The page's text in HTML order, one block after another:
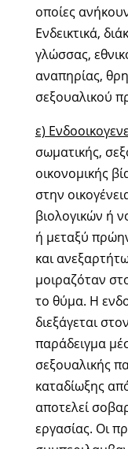
οποίες
Ενδεικτικά,
γλώσσας,
αναπηρίας,
σεξουαλικού
ε)
σωματικής,
οικονομικής
στην
βιολογικών ή
ή μεταξύ
και
μοιραζόταν
το θύμα. Η
διεξάγεται
παράδειγμα
σεξουαλικής
καταδίωξης
αποτελεί
εργασίας. Οι